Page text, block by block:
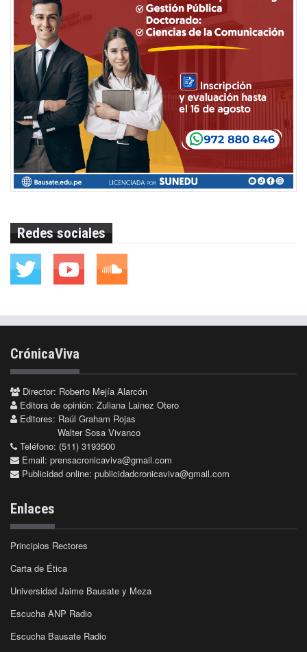
Redes sociales
CrónicaViva
Director: Roberto Mejía Alarcón
Editora de opinión: Zuliana Lainez Otero
Editores: Raúl Graham Rojas
Walter Sosa Vivanco
Teléfono: (511) 3193500
Email: prensacronicaviva@gmail.com
Publicidad online: publicidadcronicaviva@gmail.com
Enlaces
Principios Rectores
Carta de Ética
Universidad Jaime Bausate y Meza
Escucha ANP Radio
Escucha Bausate Radio